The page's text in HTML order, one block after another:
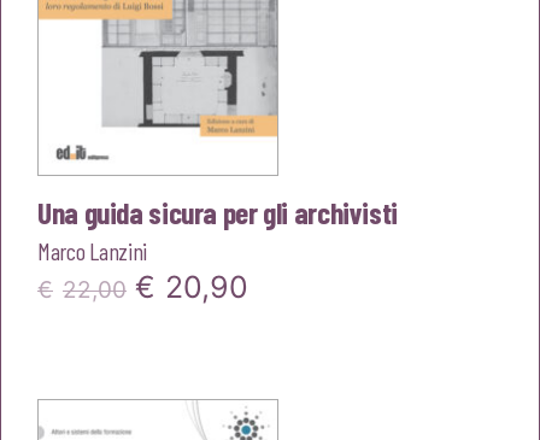
Una guida sicura per gli archivisti
Marco Lanzini
€ 22,00 Il
€ 20,90
è: